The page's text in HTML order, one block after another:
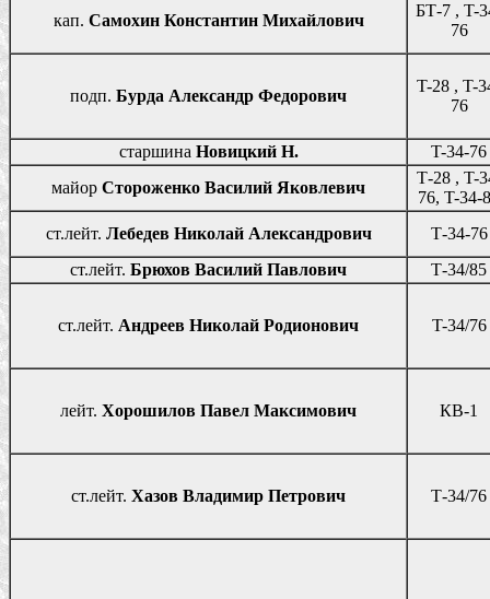
кап. Самохин Константин Михайлович
БТ-7 , T-
76
подп. Бурда Александр Федорович
T-28 , T-
76
старшина Новицкий Н.
T-34-76
майор Стороженко Василий Яковлевич
Т-28 , T-
76, T-34-
ст.лейт. Лебедев Николай Александрович
Т-34-76
ст.лейт. Брюхов Василий Павлович Т-34/85
ст.лейт. Андреев Николай Родионович T-34/76
лейт. Хорошилов Павел Максимович КВ-1
ст.лейт. Хазов Владимир Петрович Т-34/76